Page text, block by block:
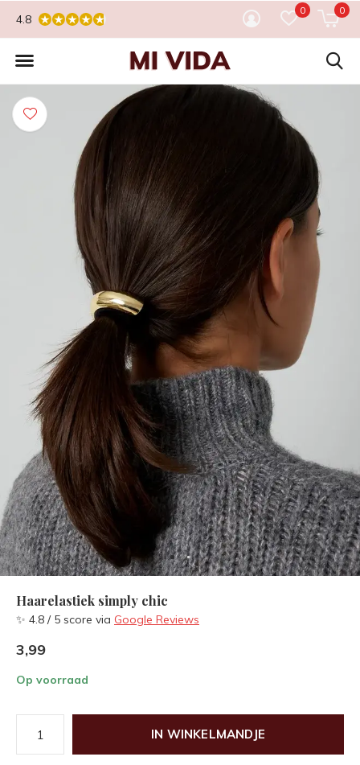
0 0
4.8
Haarelastiek simply chic
✨ 4.8 / 5 score via Google Reviews
3,99
Op voorraad
IN WINKELMANDJE